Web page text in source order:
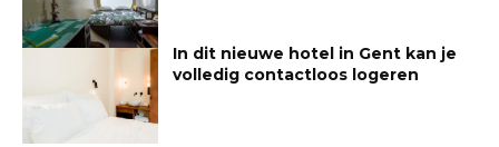
In dit nieuwe hotel in Gent kan je
volledig contactloos logeren